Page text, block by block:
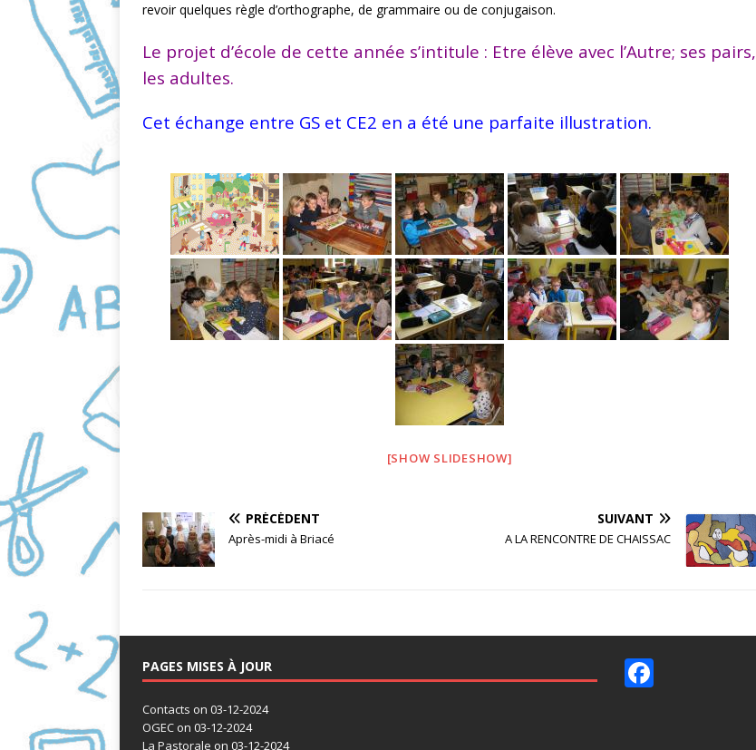
revoir quelques règle d’orthographe, de grammaire ou de conjugaison.
Le projet d’école de cette année s’intitule : Etre élève avec l’Autre; ses pairs,
les adultes.
Cet échange entre GS et CE2 en a été une parfaite illustration.
[SHOW SLIDESHOW]
PRÉCÉDENT
Après-midi à Briacé
SUIVANT
A LA RENCONTRE DE CHAISSAC
PAGES MISES À JOUR
Contacts on 03-12-2024
OGEC on 03-12-2024
La Pastorale on 03-12-2024
F